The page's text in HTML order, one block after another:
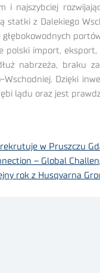
i najszybciej
statki z Dalekiego
polski import, eksport,
nabrzeża, braku
Wschodniej. Dzięki
lądu oraz jest
w Pruszczu
– Global
rok z Husqvarna